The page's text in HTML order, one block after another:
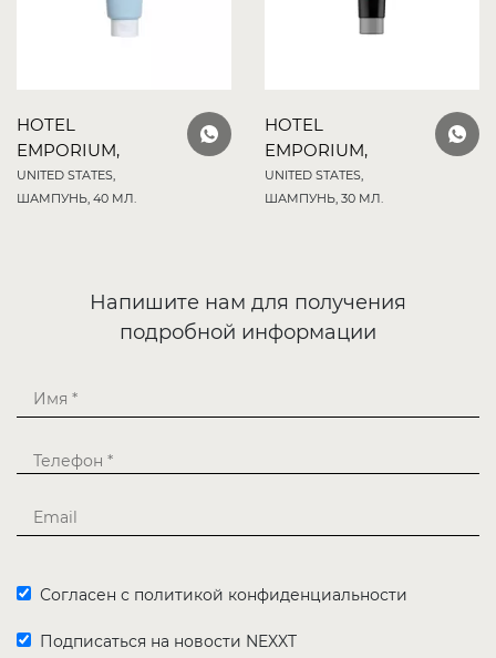
HOTEL
EMPORIUM,
UNITED STATES,
ШАМПУНЬ, 40 МЛ.
HOTEL
EMPORIUM,
UNITED STATES,
ШАМПУНЬ, 30 МЛ.
Напишите нам для получения
подробной информации
Согласен с политикой конфиденциальности
Подписаться на новости NEXXT